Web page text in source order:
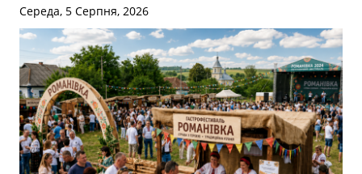
Середа, 5 Серпня, 2026